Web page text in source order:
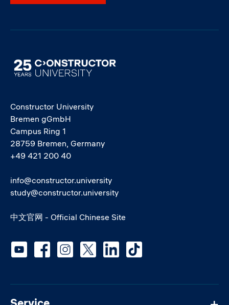
Image
Constructor University
Bremen gGmbH
Campus Ring 1
28759 Bremen, Germany
+49 421 200 40
info@constructor.university
study@constructor.university
中文官网 - Official Chinese Site
Social media